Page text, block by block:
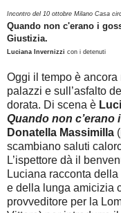
Incontro del 10 ottobre Milano Casa
Quando non c'erano i
Giustizia.
Luciana Invernizzi con i detenuti
Oggi il tempo è
palazzi e sull’asfalto
dorata. Di scena è
Quando non c’erano
Donatella Massimilla
scambiano saluti
L’ispettore dà il
Luciana racconta
e della lunga amicizia
provveditore per la